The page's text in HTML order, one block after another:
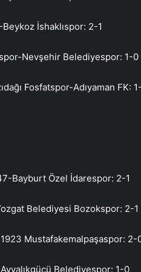
İshaklıspor: 2-1
Nevşehir Belediyespor: 1-0
Fosfatspor-Adıyaman FK:
Bayburt Özel İdarespor: 2-1
Belediyesi Bozokspor: 2-1
Mustafakemalpaşaspor: 2-
Belediyespor: 1-0